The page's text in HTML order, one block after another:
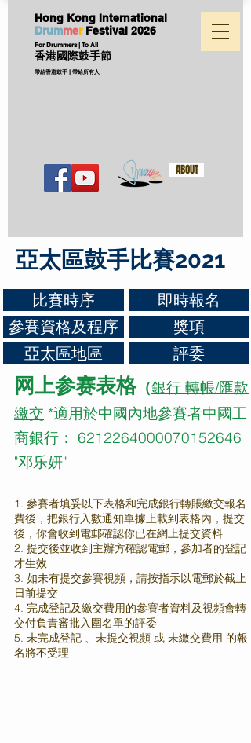
Hong Kong International
Drummer Festival 2026
For Drummers | To All
香港國際鼓手節
帶給香港鼓手 | 帶給所有人
ABOUT
亞太區鼓手比賽2021
比賽時序
參賽資格及程序
亞太區地區
即時報名
獎項
評委
网上参赛表格（銀行 轉帳/匯款
繳交 *適用於中國內地參賽者中國工
商銀行： 6212264000070152646
"邓乐妍"
1. 參賽者填妥以下表格和完成銀行轉賬繳交報名
費後，把銀行入數通知單據上載到表格內，提交
後，你會收到電郵確認你已在網上提交資料
2. 提交後並收到主辦方確認電郵，參加者的登記
才生效
3. 如未有提交參賽視頻，請按指示以電郵於截止
日前提交
4. 完成登記及繳交費用的參賽者資料及視頻會轉
交付負責審批入圍名單的評委
​5. 未完成登記 、未提交視頻 或 未繳交費用 的報
名將不受理